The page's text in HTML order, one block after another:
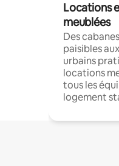
Locations
meublées
Des
paisibles
urbains
locations
tous les
logement